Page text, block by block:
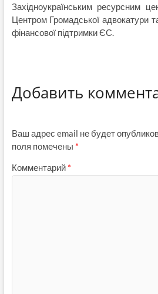
Західноукраїнським ресурсним
Центром Громадської адвокатури
фінансової підтримки ЄС.
Добавить
Ваш адрес email не будет
поля помечены *
Комментарий *